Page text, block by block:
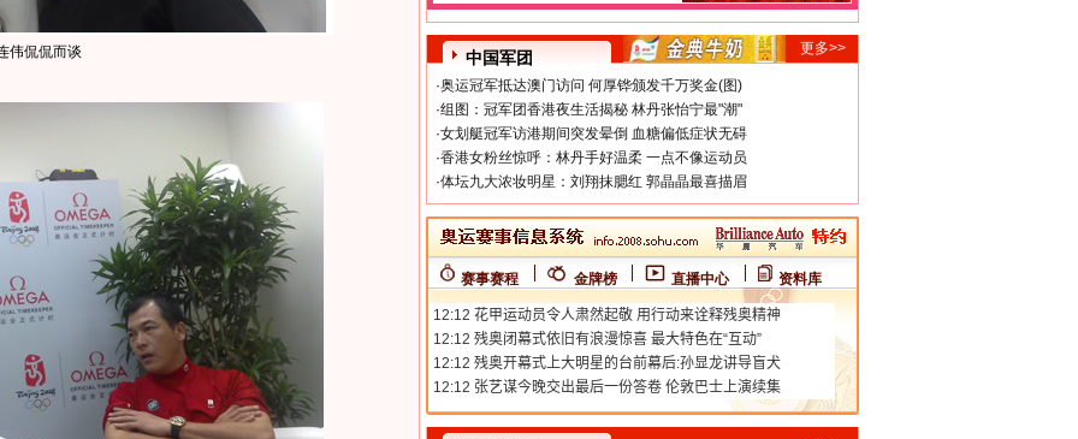
伟侃侃而谈 中国军团
更多>>
·奥运冠军抵达澳门访问 何厚铧颁发千万奖金(图)
·组图：冠军团香港夜生活揭秘 林丹张怡宁最"潮"
·女划艇冠军访港期间突发晕倒 血糖偏低症状无碍
·香港女粉丝惊呼：林丹手好温柔 一点不像运动员
·体坛九大浓妆明星：刘翔抹腮红 郭晶晶最喜描眉
赛事赛程 金牌榜 直播中心 资料库